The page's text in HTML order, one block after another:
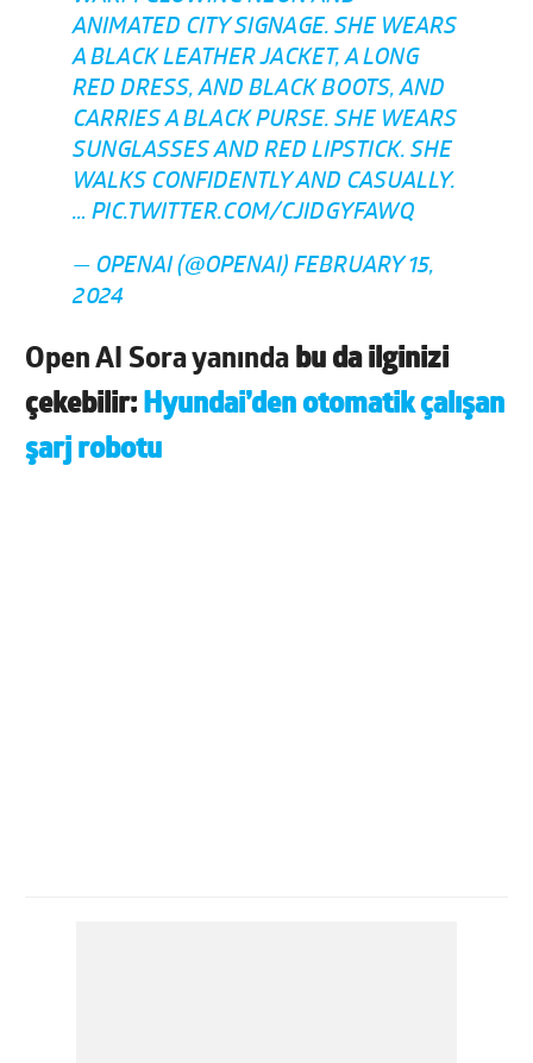
ANIMATED CITY SIGNAGE. SHE WEARS
A BLACK LEATHER JACKET, A LONG
RED DRESS, AND BLACK BOOTS, AND
CARRIES A BLACK PURSE. SHE WEARS
SUNGLASSES AND RED LIPSTICK. SHE
WALKS CONFIDENTLY AND CASUALLY.
…PIC.TWITTER.COM/CJIDGYFAWQ
— OPENAI (@OPENAI)FEBRUARY 15,
2024
Open AI Sora yanında bu da ilginizi
çekebilir: Hyundai’den otomatik çalışan
şarj robotu